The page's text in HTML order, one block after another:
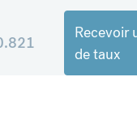
Recevoir
de taux